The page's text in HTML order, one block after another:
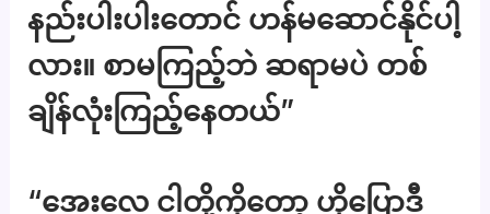
နည်းပါးပါးတောင် ဟန်မဆောင်နိုင်ပါ့
လား။ စာမကြည့်ဘဲ ဆရာမပဲ တစ်
ချိန်လုံးကြည့်နေတယ်”
“အေးလေ ငါတို့ကိုတော့ ဟိုပြောဒီ